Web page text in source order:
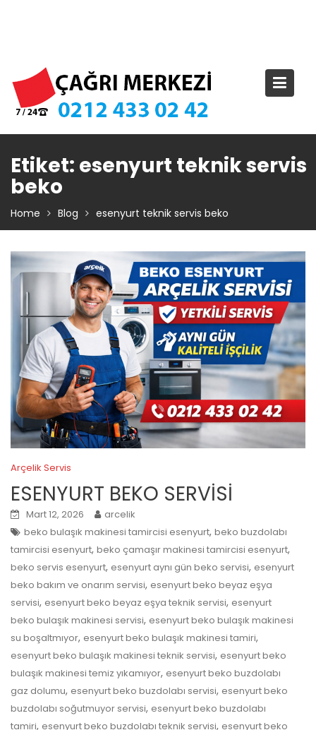
Etiket: esenyurt teknik servis
beko
Home Blog esenyurt teknik servis beko
Arçelik Servis
ESENYURT BEKO SERVİSİ
Mart 12, 2026
arcelik
beko bulaşık makinesi tamircisi esenyurt, beko buzdolabı
tamircisi esenyurt, beko çamaşır makinesi tamircisi esenyurt,
beko servis esenyurt, esenyurt aynı gün beko servisi, esenyurt
beko bakım ve onarım servisi, esenyurt beko beyaz eşya
servisi, esenyurt beko beyaz eşya teknik servisi, esenyurt
beko bulaşık makinesi servisi, esenyurt beko bulaşık makinesi
su boşaltmıyor, esenyurt beko bulaşık makinesi tamiri,
esenyurt beko bulaşık makinesi teknik servisi, esenyurt beko
bulaşık makinesi temiz yıkamıyor, esenyurt beko buzdolabı
gaz dolumu, esenyurt beko buzdolabı servisi, esenyurt beko
buzdolabı soğutmuyor servisi, esenyurt beko buzdolabı
tamiri, esenyurt beko buzdolabı teknik servisi, esenyurt beko